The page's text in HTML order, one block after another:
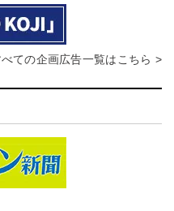
ての企画広告一覧はこちら >